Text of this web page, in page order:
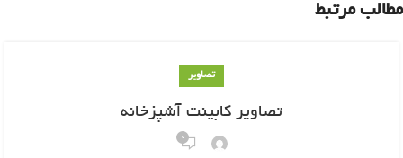
مطالب مرتبط
تصاویر
تصاویر کابینت آشپزخانه
0